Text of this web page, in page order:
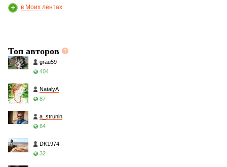
в Моих лентах
Топ авторов
grau59
404
NatalyA
87
a_strunin
64
DK1974
32